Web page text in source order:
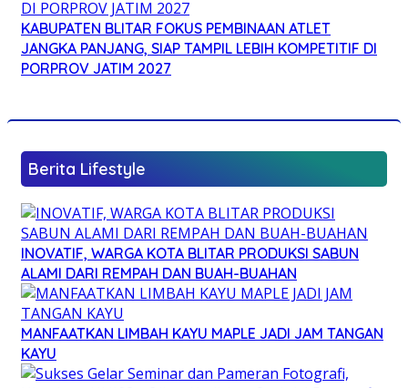
KABUPATEN BLITAR FOKUS PEMBINAAN ATLET
JANGKA PANJANG, SIAP TAMPIL LEBIH KOMPETITIF DI
PORPROV JATIM 2027
Berita Lifestyle
INOVATIF, WARGA KOTA BLITAR PRODUKSI SABUN
ALAMI DARI REMPAH DAN BUAH-BUAHAN
MANFAATKAN LIMBAH KAYU MAPLE JADI JAM TANGAN
KAYU